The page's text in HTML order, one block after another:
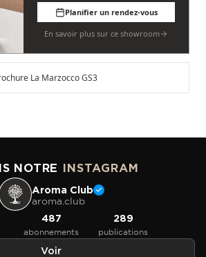
Pedro de Medinalaan 53
Planifier un rendez-vous
En savoir plus sur ce showroom
La Marzocco GS3
NOTRE INSTAGRAM
Aroma Club
aroma.club
487
abonnements
289
publications
Voir